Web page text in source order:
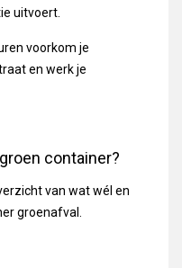
uitvoert.
voorkom je
en werk je
container?
van wat wél en
groenafval.